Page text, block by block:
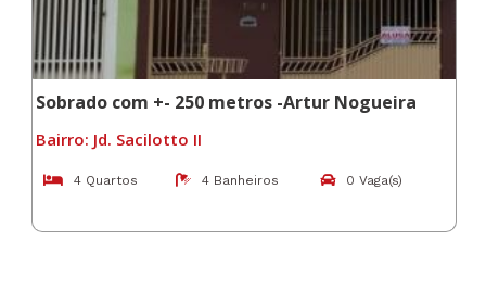
Sobrado com +- 250 metros -Artur Nogueira
Bairro: Jd. Sacilotto II
4 Quartos 4 Banheiros 0 Vaga(s)